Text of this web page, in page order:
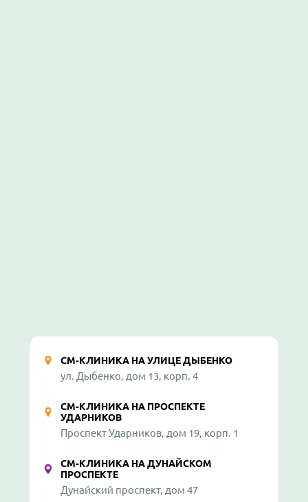
СМ-КЛИНИКА НА УЛИЦЕ ДЫБЕНКО
ул. Дыбенко, дом 13, корп. 4
СМ-КЛИНИКА НА ПРОСПЕКТЕ
УДАРНИКОВ
Проспект Ударников, дом 19, корп. 1
СМ-КЛИНИКА НА ДУНАЙСКОМ
ПРОСПЕКТЕ
Дунайский проспект, дом 47